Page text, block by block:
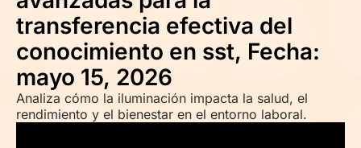
transferencia efectiva del
conocimiento en sst, Fecha:
mayo 15, 2026
Analiza cómo la iluminación impacta la salud, el
rendimiento y el bienestar en el entorno laboral.